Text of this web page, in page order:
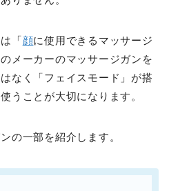
「顔に使用できるマッサージ
メーカーのマッサージガンを
なく「フェイスモード」が搭
うことが大切になります。
の一部を紹介します。